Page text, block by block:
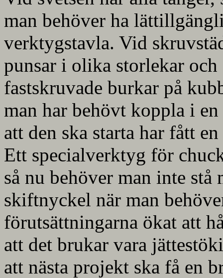
man behöver ha
verktygstavla. Vid
punsar i olika storlekar
fastskruvade burkar på
man har behövt koppla i
att den ska starta har fått
Ett specialverktyg för
så nu behöver man inte stå
skiftnyckel när man
förutsättningarna ökat att
att det brukar vara
att nästa projekt ska få en